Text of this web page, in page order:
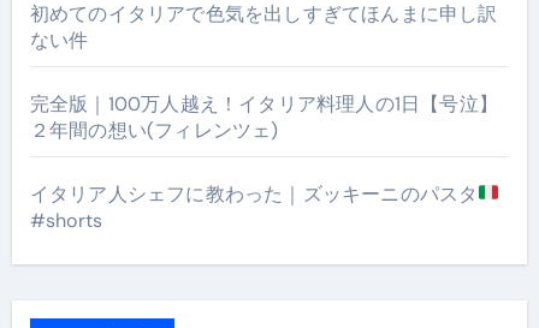
初めてのイタリアで色気を出しすぎてほんまに申し訳
ない件
完全版｜100万人越え！イタリア料理人の1日【号泣】
２年間の想い(フィレンツェ)
イタリア人シェフに教わった｜ズッキーニのパスタ
#shorts